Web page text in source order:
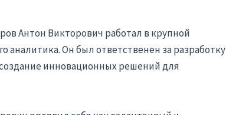
Антон Викторович работал в крупной
Он был ответственен за разработку
инновационных решений для